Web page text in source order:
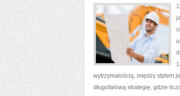
wytrzymałością, między stylem
długofalową strategię, gdzie